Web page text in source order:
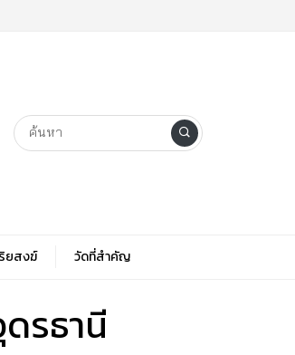
ยสงฆ์ วัดที่สําคัญ
รธานี